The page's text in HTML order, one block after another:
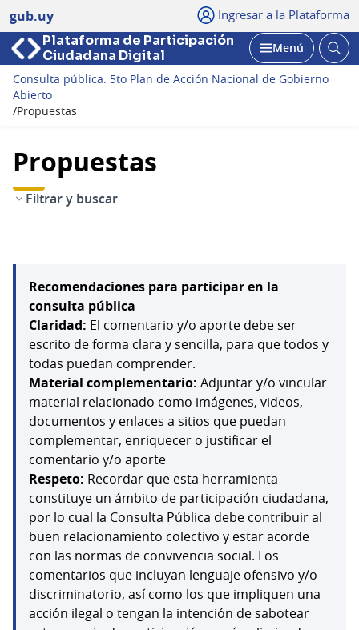
gub.uy Ingresar a la Plataforma
Plataforma de Participación
Ciudadana Digital
Abrir
Menú
Consulta pública: 5to Plan de Acción Nacional de Gobierno
Abierto
/Propuestas
Propuestas
Filtrar y buscar
Recomendaciones para participar en la
consulta pública
Claridad: El comentario y/o aporte debe ser
escrito de forma clara y sencilla, para que todos y
todas puedan comprender.
Material complementario: Adjuntar y/o vincular
material relacionado como imágenes, videos,
documentos y enlaces a sitios que puedan
complementar, enriquecer o justificar el
comentario y/o aporte
Respeto: Recordar que esta herramienta
constituye un ámbito de participación ciudadana,
por lo cual la Consulta Pública debe contribuir al
buen relacionamiento colectivo y estar acorde
con las normas de convivencia social. Los
comentarios que incluyan lenguaje ofensivo y/o
discriminatorio, así como los que impliquen una
acción ilegal o tengan la intención de sabotear